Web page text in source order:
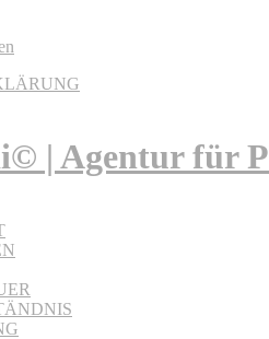
| Agentur für